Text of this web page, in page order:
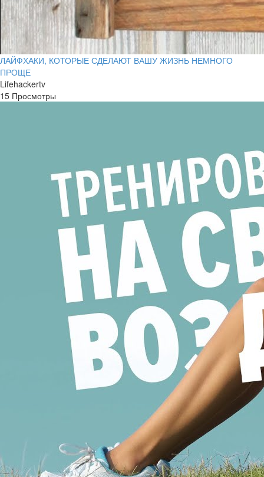
ЛАЙФХАКИ, КОТОРЫЕ СДЕЛАЮТ ВАШУ ЖИЗНЬ НЕМНОГО
ПРОЩЕ
Lifehackertv
15 Просмотры